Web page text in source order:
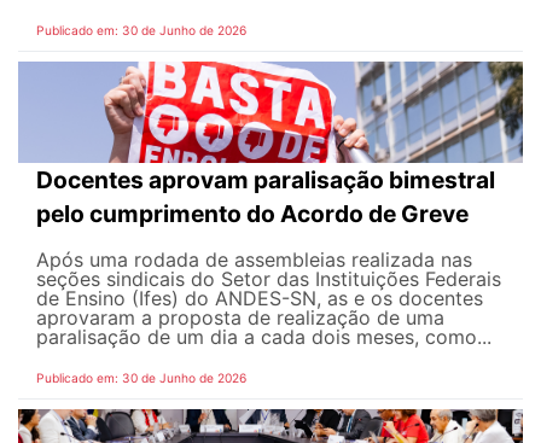
Publicado em: 30 de Junho de 2026
Docentes aprovam paralisação bimestral
pelo cumprimento do Acordo de Greve
Após uma rodada de assembleias realizada nas
seções sindicais do Setor das Instituições Federais
de Ensino (Ifes) do ANDES-SN, as e os docentes
aprovaram a proposta de realização de uma
paralisação de um dia a cada dois meses, como...
Publicado em: 30 de Junho de 2026